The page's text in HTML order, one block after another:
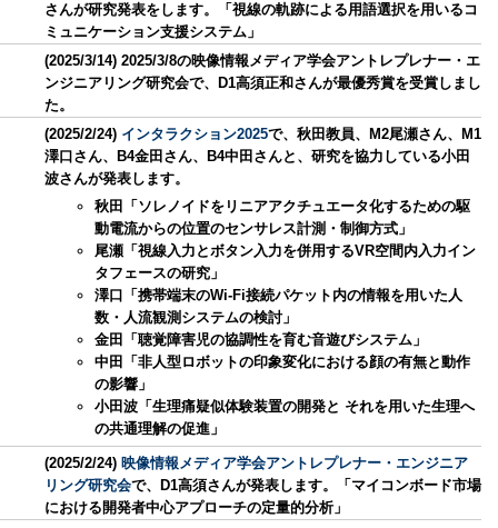
さんが研究発表をします。「視線の軌跡による用語選択を用いるコ
ミュニケーション支援システム」
(2025/3/14) 2025/3/8の映像情報メディア学会アントレプレナー・エ
ンジニアリング研究会で、D1高須正和さんが最優秀賞を受賞しまし
た。
(2025/2/24) インタラクション2025で、秋田教員、M2尾瀬さん、M1
澤口さん、B4金田さん、B4中田さんと、研究を協力している小田
波さんが発表します。
秋田「ソレノイドをリニアアクチュエータ化するための駆
動電流からの位置のセンサレス計測・制御方式」
尾瀬「視線入力とボタン入力を併用するVR空間内入力イン
タフェースの研究」
澤口「携帯端末のWi-Fi接続パケット内の情報を用いた人
数・人流観測システムの検討」
金田「聴覚障害児の協調性を育む音遊びシステム」
中田「非人型ロボットの印象変化における顔の有無と動作
の影響」
小田波「生理痛疑似体験装置の開発と それを用いた生理へ
の共通理解の促進」
(2025/2/24) 映像情報メディア学会アントレプレナー・エンジニア
リング研究会で、D1高須さんが発表します。「マイコンボード市場
における開発者中心アプローチの定量的分析」